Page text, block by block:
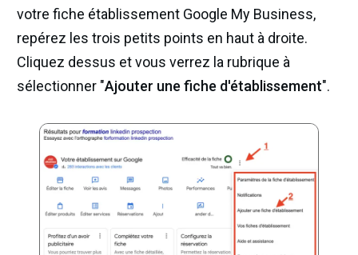
votre fiche établissement Google My Business,
repérez les trois petits points en haut à droite.
Cliquez dessus et vous verrez la rubrique à
sélectionner "Ajouter une fiche d'établissement".